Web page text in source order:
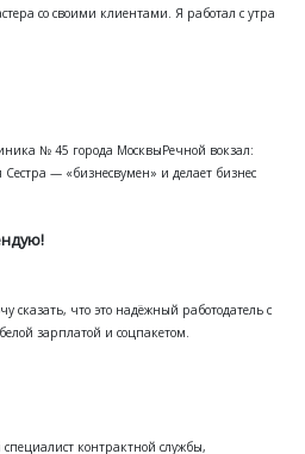
со своими клиентами. Я работал с утра
№ 45 города МосквыРечной вокзал:
— «бизнесвумен» и делает бизнес
сказать, что это надёжный работодатель с
зарплатой и соцпакетом.
контрактной службы,